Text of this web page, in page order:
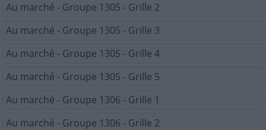
Au marché - Groupe 1305 - Grille 2
Au marché - Groupe 1305 - Grille 3
Au marché - Groupe 1305 - Grille 4
Au marché - Groupe 1305 - Grille 5
Au marché - Groupe 1306 - Grille 1
Au marché - Groupe 1306 - Grille 2